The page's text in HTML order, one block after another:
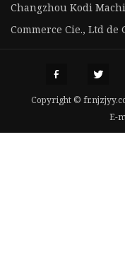
Changzhou Kodi
Commerce Cie., Ltd
Copyright ©
E-